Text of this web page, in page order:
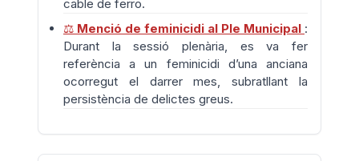
cable de ferro.
⚖️ Menció de feminicidi al Ple Municipal :
Durant la sessió plenària, es va fer
referència a un feminicidi d’una anciana
ocorregut el darrer mes, subratllant la
persistència de delictes greus.